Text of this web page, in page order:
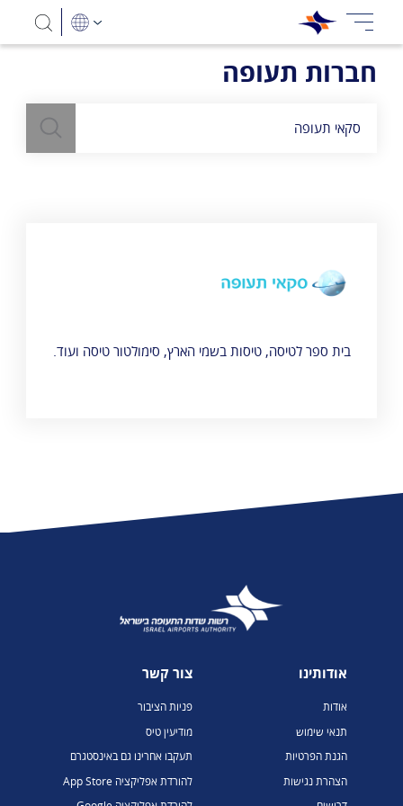
חברות תעופה
סקאי תעופה
בית ספר לטיסה, טיסות בשמי הארץ, סימולטור טיסה ועוד.
אודותינו
אודות
תנאי שימוש
הגנת הפרטיות
הצהרת נגישות
צור קשר
פניות הציבור
מודיעין טיס
תעקבו אחרינו גם באינסטגרם
להורדת אפליקציה App Store